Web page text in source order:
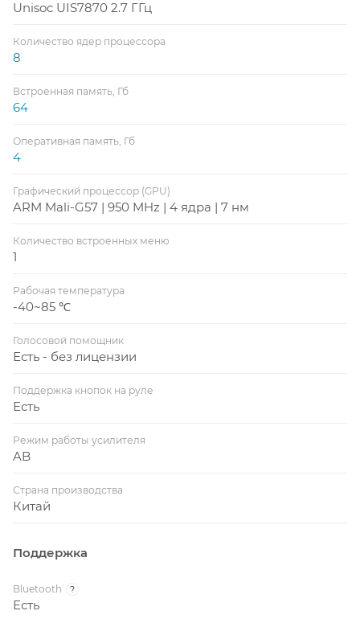
Unisoc UIS7870 2.7 ГГц
Количество ядер процессора
8
Встроенная память, Гб
64
Оперативная память, Гб
4
Графический процессор (GPU)
ARM Mali-G57 | 950 MHz | 4 ядра | 7 нм
Количество встроенных меню
1
Рабочая температура
-40~85 ℃
Голосовой помощник
Есть - без лицензии
Поддержка кнопок на руле
Есть
Режим работы усилителя
AB
Страна производства
Китай
Поддержка
Bluetooth ?
Есть